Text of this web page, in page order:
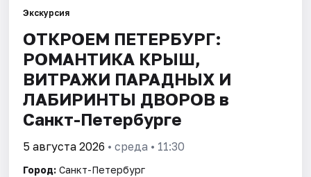
Города
Площадки
Артисты
Экскурсия
ОТКРОЕМ ПЕТЕРБУРГ:
РОМАНТИКА КРЫШ,
ВИТРАЖИ ПАРАДНЫХ И
ЛАБИРИНТЫ ДВОРОВ в
Санкт-Петербурге
5 августа 2026 • среда • 11:30
Город: Санкт-Петербург